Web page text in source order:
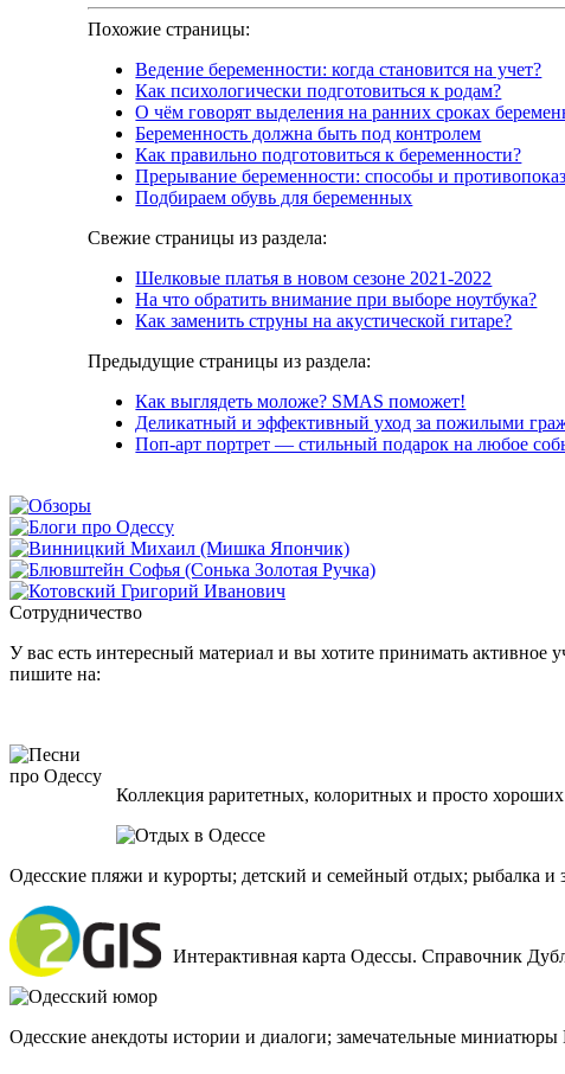
Похожие страницы:
Ведение беременности: когда становится на учет?
Как психологически подготовиться к родам?
О чём говорят выделения на ранних сроках
Беременность должна быть под контролем
Как правильно подготовиться к беременности?
Прерывание беременности: способы и
Подбираем обувь для беременных
Свежие страницы из раздела:
Шелковые платья в новом сезоне 2021-2022
На что обратить внимание при выборе ноутбука?
Как заменить струны на акустической гитаре?
Предыдущие страницы из раздела:
Как выглядеть моложе? SMAS поможет!
Деликатный и эффективный уход за пожилыми
Поп-арт портрет — стильный подарок на любое
Сотрудничество
У вас есть интересный материал и вы хотите принимать активное
пишите на:
Коллекция раритетных, колоритных и просто
Одесские пляжи и курорты; детский и семейный отдых; рыбалка и
Интерактивная карта Одессы. Справочник
Одесские анекдоты истории и диалоги; замечательные